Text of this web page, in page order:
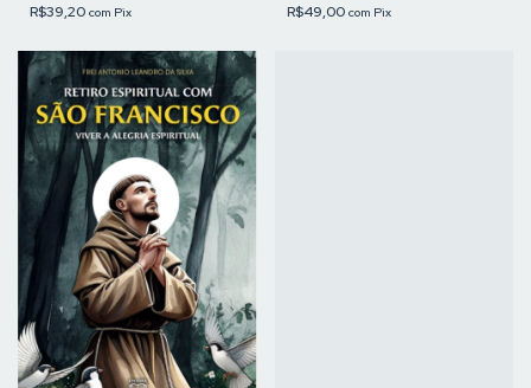
R$39,20 com Pix R$49,00 com Pix